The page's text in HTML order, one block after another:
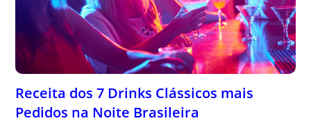
Receita dos 7 Drinks Clássicos mais
Pedidos na Noite Brasileira